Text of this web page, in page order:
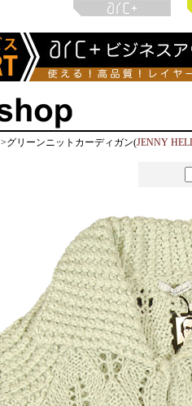
>グリーンニットカーディガン(JENNY